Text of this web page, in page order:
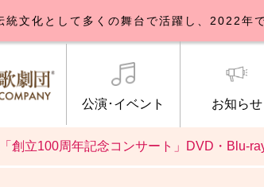
文化として多くの舞台で活躍し、2022年
公演･イベント
公演･イベント ブルックリンパーラ
お知らせ
お知らせ一覧 トピックス 公
公式グッズ販売
日本歌劇団について 研修生募集につ
創立100周年記念コンサート」DVD・Blu-